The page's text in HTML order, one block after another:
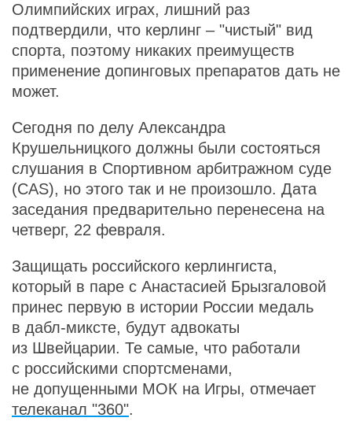
Олимпийских играх, лишний раз
подтвердили, что керлинг – "чистый" вид
спорта, поэтому никаких преимуществ
применение допинговых препаратов дать не
может.
Сегодня по делу Александра
Крушельницкого должны были состояться
слушания в Спортивном арбитражном суде
(CAS), но этого так и не произошло. Дата
заседания предварительно перенесена на
четверг, 22 февраля.
Защищать российского керлингиста,
который в паре с Анастасией Брызгаловой
принес первую в истории России медаль
в дабл-миксте, будут адвокаты
из Швейцарии. Те самые, что работали
с российскими спортсменами,
не допущенными МОК на Игры, отмечает
телеканал "360".